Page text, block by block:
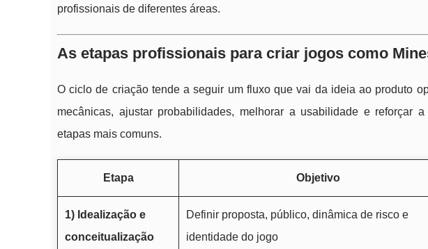
profissionais de diferentes áreas.
As etapas profissionais para criar jogos como
O ciclo de criação tende a seguir um fluxo que vai da ideia ao produto
mecânicas, ajustar probabilidades, melhorar a usabilidade e reforçar
etapas mais comuns.
Etapa Objetivo
1) Idealização e
conceitualização
Definir proposta, público, dinâmica de risco e
identidade do jogo